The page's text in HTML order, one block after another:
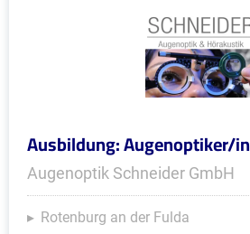
Ausbildung: Augenoptiker/in
Augenoptik Schneider GmbH
Rotenburg an der Fulda